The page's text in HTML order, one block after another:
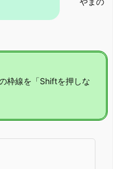
枠線を「Shiftを押しな